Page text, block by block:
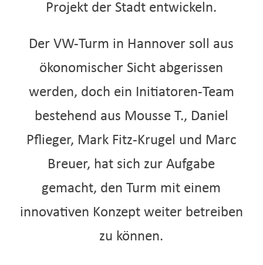
Projekt der Stadt entwickeln.
Der VW-Turm in Hannover soll aus
ökonomischer Sicht abgerissen
werden, doch ein Initiatoren-Team
bestehend aus Mousse T., Daniel
Pflieger, Mark Fitz-Krugel und Marc
Breuer, hat sich zur Aufgabe
gemacht, den Turm mit einem
innovativen Konzept weiter betreiben
zu können.